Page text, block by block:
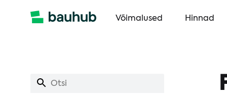
Võimalused Hinnad